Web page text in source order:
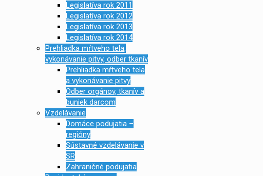
Legislatíva rok 2011
Legislatíva rok 2012
Legislatíva rok 2013
Legislatíva rok 2014
Prehliadka mŕtveho tela,
vykonávanie pitvy, odber tkanív
Prehliadka mŕtveho tela
a vykonávanie pitvy
Odber orgánov, tkanív a
buniek darcom
Vzdelávanie
Domáce podujatia –
regióny
Sústavné vzdelávanie v
SR
Zahraničné podujatia